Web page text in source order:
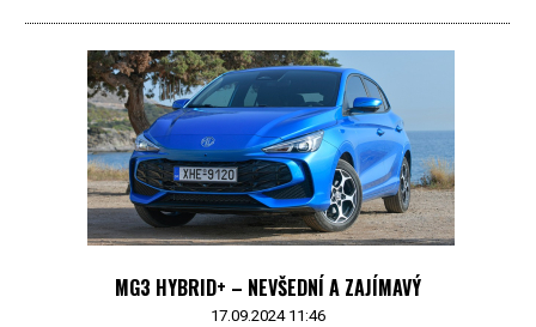
MG3 HYBRID+ – NEVŠEDNÍ A ZAJÍMAVÝ
17.09.2024 11:46